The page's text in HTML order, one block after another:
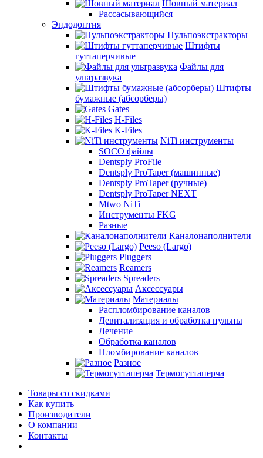
Шовный материал
Рассасывающийся
Эндодонтия
Пульпоэкстракторы
Штифты
гуттаперчивые
Файлы для
ультразвука
Штифты
бумажные (абсорберы)
Gates
H-Files
K-Files
NiTi инструменты
SOCO файлы
Dentsply ProFile
Dentsply ProTaper (машинные)
Dentsply ProTaper (ручные)
Dentsply ProTaper NEXT
Mtwo NiTi
Инструменты FKG
Разные
Каналонаполнители
Peeso (Largo)
Pluggers
Reamers
Spreaders
Аксессуары
Материалы
Распломбирование каналов
Девитализация и обработка пульпы
Лечение
Обработка каналов
Пломбирование каналов
Разное
Термогуттаперча
Товары со скидками
Как купить
Производители
О компании
Контакты